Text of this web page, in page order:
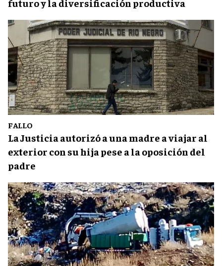
futuro y la diversificación productiva
FALLO
La Justicia autorizó a una madre a viajar al
exterior con su hija pese a la oposición del
padre